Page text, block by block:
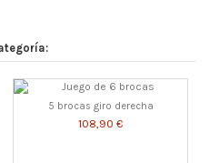
5 brocas giro derecha
108,90 €